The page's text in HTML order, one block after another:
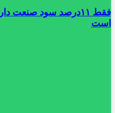
فقط ۱۱‌درصد سود صنعت
است